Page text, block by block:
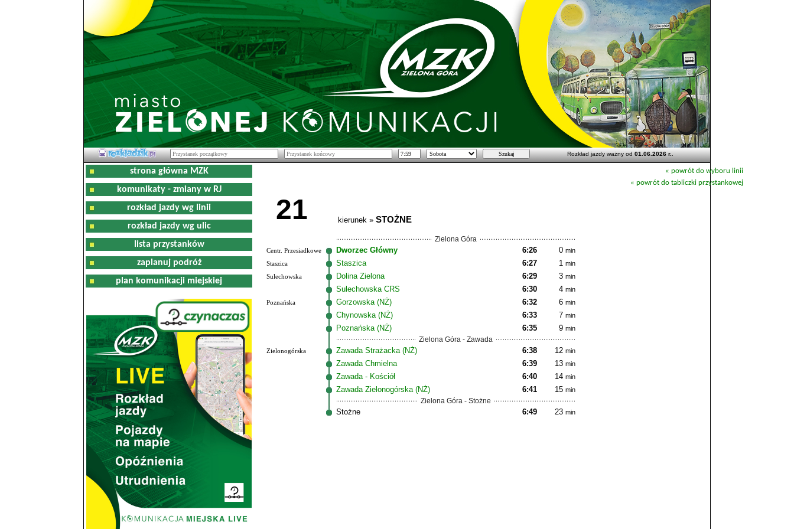
Rozkład jazdy ważny od01.06.2026 r..
strona główna MZK
komunikaty - zmiany w RJ
rozkład jazdy wg linii
rozkład jazdy wg ulic
lista przystanków
zaplanuj podróż
plan komunikacji miejskiej
« powrót do wyboru linii
« powrót do tabliczki przystankowej
21 kierunek » STOŻNE
Zielona Góra
Centr. Przesiadkowe Dworzec Główny 6:26 0 min
Staszica
Staszica 6:27 1 min
Sulechowska
Dolina Zielona 6:29 3 min
Sulechowska CRS 6:30 4 min
Poznańska
Gorzowska (NŻ) 6:32 6 min
Chynowska (NŻ) 6:33 7 min
Poznańska (NŻ) 6:35 9 min
Zielona Góra - Zawada
Zielonogórska Zawada Strażacka (NŻ) 6:38 12 min
Zawada Chmielna 6:39 13 min
Zawada - Kościół 6:40 14 min
Zawada Zielonogórska (NŻ) 6:41 15 min
Zielona Góra - Stożne
Stożne 6:49 23 min